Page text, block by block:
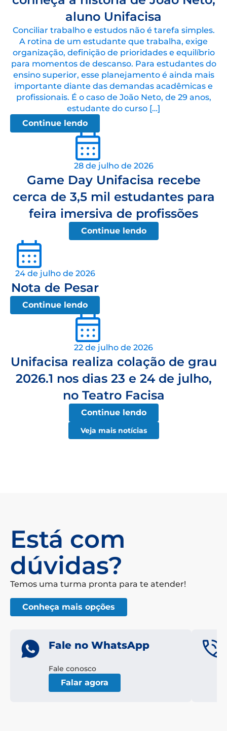
aluno Unifacisa
Conciliar trabalho e estudos não é tarefa simples.
A rotina de um estudante que trabalha, exige
organização, definição de prioridades e equilíbrio
para momentos de descanso. Para estudantes do
ensino superior, esse planejamento é ainda mais
importante diante das demandas acadêmicas e
profissionais. É o caso de João Neto, de 29 anos,
estudante do curso […]
Continue lendo
28 de julho de 2026
Game Day Unifacisa recebe
cerca de 3,5 mil estudantes para
feira imersiva de profissões
Continue lendo
24 de julho de 2026
Nota de Pesar
Continue lendo
22 de julho de 2026
Unifacisa realiza colação de grau
2026.1 nos dias 23 e 24 de julho,
no Teatro Facisa
Continue lendo
Veja mais notícias
Está com
dúvidas?
Temos uma turma pronta para te atender!
Conheça mais opções
Fale no WhatsApp
Fale conosco
Falar agora